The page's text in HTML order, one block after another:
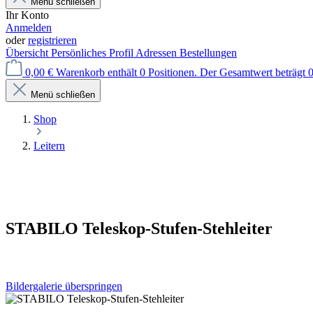
Ihr Konto
Anmelden
oderregistrieren
Übersicht Persönliches Profil Adressen Bestellungen
0,00 € Warenkorb enthält 0 Positionen. Der Gesamtwert beträgt
Menü schließen
Shop
Leitern
STABILO Teleskop-Stufen-Stehleiter
Bildergalerie überspringen